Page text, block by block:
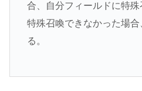
合、自分フィールドに特殊
特殊召喚できなかった場
る。